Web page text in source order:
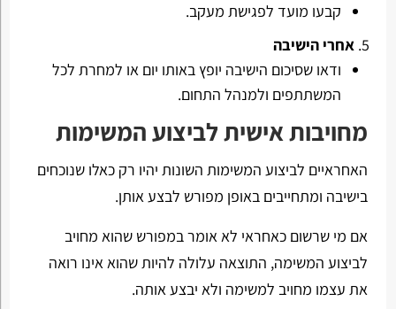
קבעו מועד לפגישת מעקב.
אחרי הישיבה
ודאו שסיכום הישיבה יופץ באותו יום או למחרת לכל
המשתתפים ולמנהל התחום.
מחויבות אישית לביצוע המשימות
האחראיים לביצוע המשימות השונות יהיו רק כאלו שנוכחים
בישיבה ומתחייבים באופן מפורש לבצע אותן.
אם מי שרשום כאחראי לא אומר במפורש שהוא מחויב
לביצוע המשימה, התוצאה עלולה להיות שהוא אינו רואה
את עצמו מחויב למשימה ולא יבצע אותה.